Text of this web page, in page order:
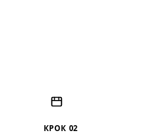
КРОК 02